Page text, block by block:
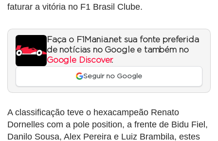
faturar a vitória no F1 Brasil Clube.
Faça o F1Mania.net sua fonte preferida
de notícias no Google e também no
Google Discover.
Seguir no Google
A classificação teve o hexacampeão Renato
Dornelles com a pole position, a frente de Bidu Fiel,
Danilo Sousa, Alex Pereira e Luiz Brambila, estes